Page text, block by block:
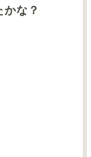
な？